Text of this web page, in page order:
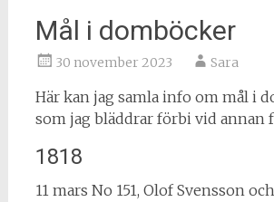
Mål i domböcker
30 november 2023 Sara
Här kan jag samla info om mål i
som jag bläddrar förbi vid annan
1818
11 mars No 151, Olof Svensson